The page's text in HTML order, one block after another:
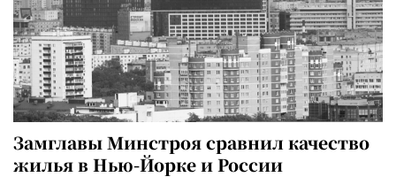
Замглавы Минстроя сравнил качество
жилья в Нью-Йорке и России